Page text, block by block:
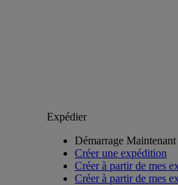
Expédier
Démarrage Maintenant
Créer une expédition
Créer à partir de mes
Créer à partir de mes